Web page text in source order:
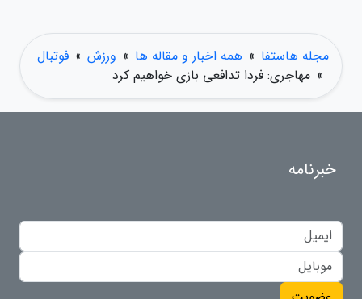
مجله هاستفا » همه اخبار و مقاله ها » ورزش » فوتبال
» مهاجری: فردا تدافعی بازی خواهیم کرد
خبرنامه